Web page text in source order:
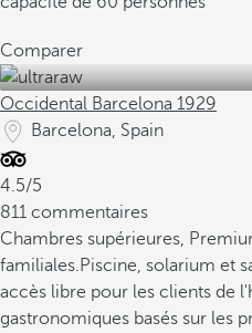
Comparer
Occidental Barcelona 1929
Barcelona, Spain
4.5/5
811 commentaires
Chambres supérieures,
familiales.Piscine, solarium et
accès libre pour les clients de
gastronomiques basés sur les